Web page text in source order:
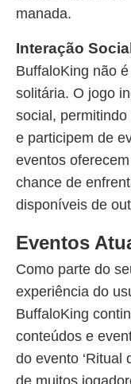
manada.
Interação
BuffaloKing não
solitária. O jogo
social,
e participem de
eventos
chance de
disponíveis de
Eventos
Como parte do
experiência do
BuffaloKing
conteúdos e
do evento ‘Ritual
de muitos